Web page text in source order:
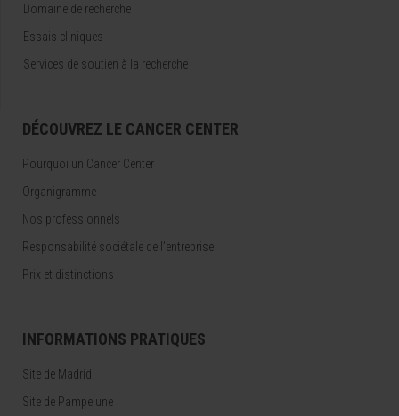
Domaine de recherche
Essais cliniques
Services de soutien à la recherche
DÉCOUVREZ LE CANCER CENTER
Pourquoi un Cancer Center
Organigramme
Nos professionnels
Responsabilité sociétale de l’entreprise
Prix et distinctions
INFORMATIONS PRATIQUES
Site de Madrid
Site de Pampelune